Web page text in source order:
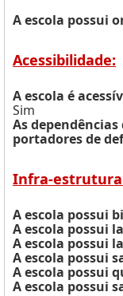
A escola possui
Acessibilidade:
A escola é
Sim
As dependências
portadores de
Infra-estrutura
A escola possui
A escola possui
A escola possui
A escola possui
A escola possui
A escola possui